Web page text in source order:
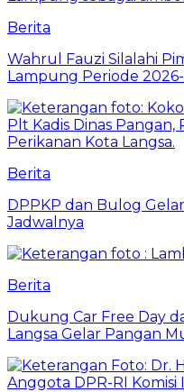
Berita
Wahrul Fauzi Silalahi
Lampung Periode 2026-
Berita
DPPKP dan Bulog
Jadwalnya
Berita
Dukung Car Free Day
Langsa Gelar Pangan